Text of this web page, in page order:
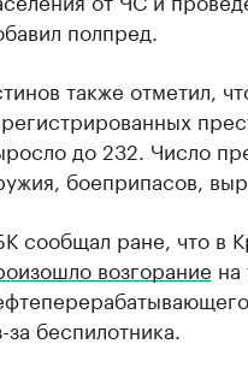
полпред.
также отметил,
до 232. Число
боеприпасов,
сообщал ране, что в
возгорание
за беспилотника.